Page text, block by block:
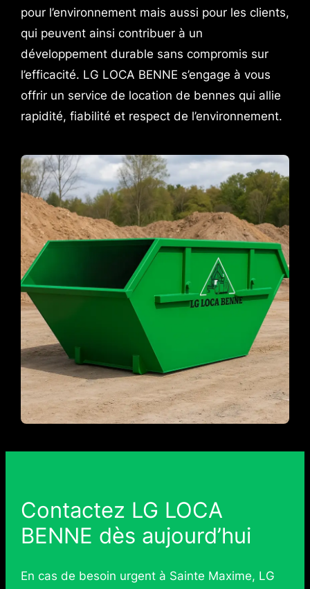
pour l’environnement mais aussi pour les clients,
qui peuvent ainsi contribuer à un
développement durable sans compromis sur
l’efficacité. LG LOCA BENNE s’engage à vous
offrir un service de location de bennes qui allie
rapidité, fiabilité et respect de l’environnement.
Contactez LG LOCA
BENNE dès aujourd’hui
En cas de besoin urgent à Sainte Maxime, LG